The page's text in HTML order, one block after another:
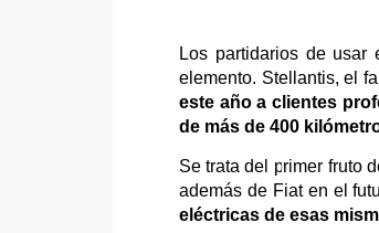
Los partidarios de
elemento. Stellantis, el
este año a clientes
de más de 400
Se trata del primer fruto
además de Fiat en el
eléctricas de esas